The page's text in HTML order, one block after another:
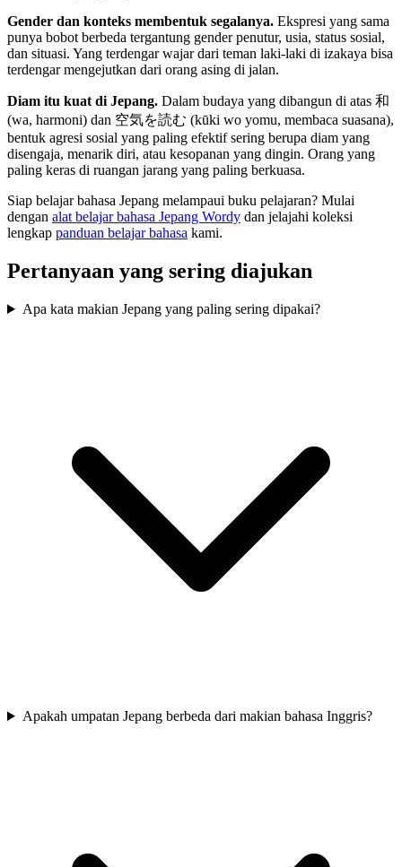
Gender dan konteks membentuk segalanya. Ekspresi yang sama
punya bobot berbeda tergantung gender penutur, usia, status sosial,
dan situasi. Yang terdengar wajar dari teman laki-laki di izakaya bisa
terdengar mengejutkan dari orang asing di jalan.
Diam itu kuat di Jepang. Dalam budaya yang dibangun di atas 和
(wa, harmoni) dan 空気を読む (kūki wo yomu, membaca suasana),
bentuk agresi sosial yang paling efektif sering berupa diam yang
disengaja, menarik diri, atau kesopanan yang dingin. Orang yang
paling keras di ruangan jarang yang paling berkuasa.
Siap belajar bahasa Jepang melampaui buku pelajaran? Mulai
dengan alat belajar bahasa Jepang Wordy dan jelajahi koleksi
lengkap panduan belajar bahasa kami.
Pertanyaan yang sering diajukan
Apa kata makian Jepang yang paling sering dipakai?
Apakah umpatan Jepang berbeda dari makian bahasa Inggris?